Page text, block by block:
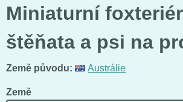
Miniaturní
štěňata a psi na
Země původu: Austrálie
Země